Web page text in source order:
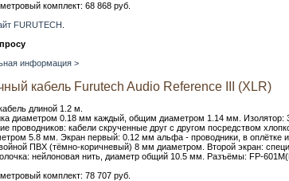
комплект: 68 868 руб.
FURUTECH
информация >
кабель Furutech Audio Reference III (XLR)
длиной 1.2 м.
диаметром 0.18 мм каждый, общим диаметром 1.14 мм. Изолятор:
проводников: кабели скрученные друг с другом посредством
5.8 мм. Экран первый: 0.12 мм альфа - проводники, в оплётке
ПВХ (тёмно-коричневый) 8 мм диаметром. Второй экран:
нейлоновая нить, диаметр общий 10.5 мм. Разъёмы: FP-
комплект: 78 707 руб.